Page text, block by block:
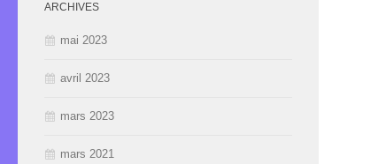
ARCHIVES
mai 2023
avril 2023
mars 2023
mars 2021